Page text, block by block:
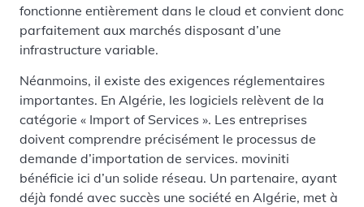
fonctionne entièrement dans le cloud et convient donc
parfaitement aux marchés disposant d’une
infrastructure variable.
Néanmoins, il existe des exigences réglementaires
importantes. En Algérie, les logiciels relèvent de la
catégorie « Import of Services ». Les entreprises
doivent comprendre précisément le processus de
demande d’importation de services. moviniti
bénéficie ici d’un solide réseau. Un partenaire, ayant
déjà fondé avec succès une société en Algérie, met à